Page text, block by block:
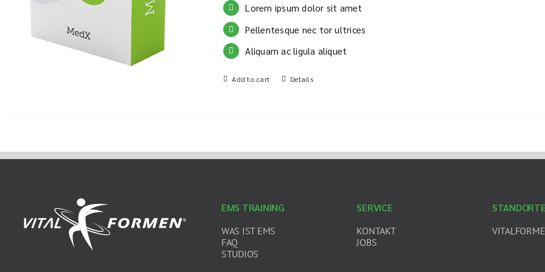
Lorem ipsum dolor sit amet
Pellentesque nec tor ultrices
Aliquam ac ligula aliquet
Add to cart Details
EMS TRAINING
WAS IST EMS
FAQ
STUDIOS
SERVICE
KONTAKT
JOBS
STANDORTE